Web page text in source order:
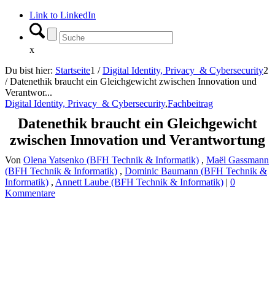
Link to LinkedIn
x
Du bist hier: Startseite1 / Digital Identity, Privacy & Cybersecurity2
/ Datenethik braucht ein Gleichgewicht zwischen Innovation und
Verantwor...
Digital Identity, Privacy & Cybersecurity,Fachbeitrag
Datenethik braucht ein Gleichgewicht
zwischen Innovation und Verantwortung
Von Olena Yatsenko (BFH Technik & Informatik) , Maël Gassmann
(BFH Technik & Informatik) , Dominic Baumann (BFH Technik &
Informatik) , Annett Laube (BFH Technik & Informatik) | 0
Kommentare